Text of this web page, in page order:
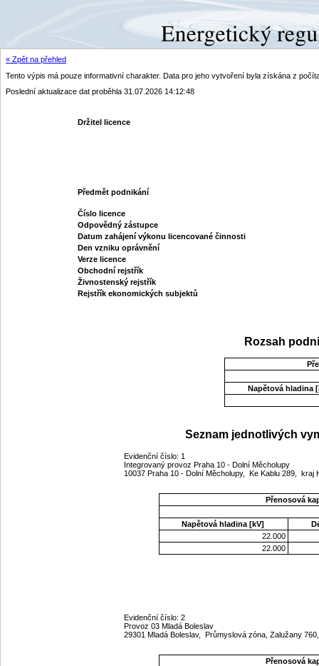
« Zpět na přehled
Tento výpis má pouze informativní charakter. Data pro jeho vytvoření byla získána z
Poslední aktualizace dat proběhla 31.07.2026 14:12:48
Držitel licence
Předmět podnikání
Číslo licence
Odpovědný zástupce
Datum zahájení výkonu licencované činnosti
Den vzniku oprávnění
Verze licence
Obchodní rejstřík
Živnostenský rejstřík
Rejstřík ekonomických subjektů
Rozsah
Napětová hladina
Seznam jednotlivých
Evidenční číslo: 1
Integrovaný provoz Praha 10 - Dolní Měcholupy
10037 Praha 10 - Dolní Měcholupy, Ke Kablu 289, kraj
Přenosová
Napětová hladina [kV]
22.000
22.000
Evidenční číslo: 2
Provoz 03 Mladá Boleslav
29301 Mladá Boleslav, Průmyslová zóna, Zalužany
Přenosová